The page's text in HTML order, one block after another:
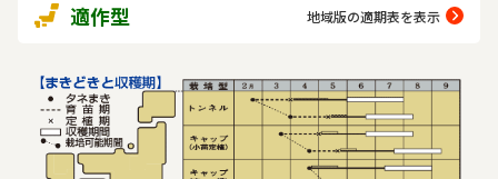
適作型 地域版の適期表を表示